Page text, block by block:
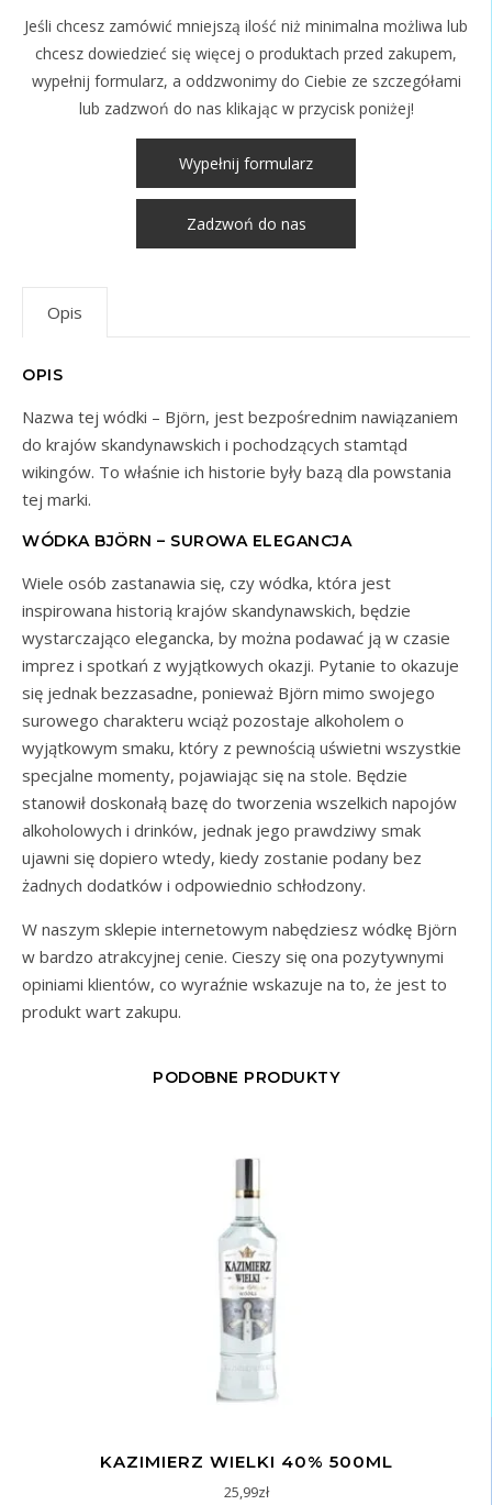
Jeśli chcesz zamówić mniejszą ilość niż minimalna możliwa lub
chcesz dowiedzieć się więcej o produktach przed zakupem,
wypełnij formularz, a oddzwonimy do Ciebie ze szczegółami
lub zadzwoń do nas klikając w przycisk poniżej!
Wypełnij formularz
Zadzwoń do nas
Opis
OPIS
Nazwa tej wódki – Björn, jest bezpośrednim nawiązaniem
do krajów skandynawskich i pochodzących stamtąd
wikingów. To właśnie ich historie były bazą dla powstania
tej marki.
WÓDKA BJÖRN – SUROWA ELEGANCJA
Wiele osób zastanawia się, czy wódka, która jest
inspirowana historią krajów skandynawskich, będzie
wystarczająco elegancka, by można podawać ją w czasie
imprez i spotkań z wyjątkowych okazji. Pytanie to okazuje
się jednak bezzasadne, ponieważ Björn mimo swojego
surowego charakteru wciąż pozostaje alkoholem o
wyjątkowym smaku, który z pewnością uświetni wszystkie
specjalne momenty, pojawiając się na stole. Będzie
stanowił doskonałą bazę do tworzenia wszelkich napojów
alkoholowych i drinków, jednak jego prawdziwy smak
ujawni się dopiero wtedy, kiedy zostanie podany bez
żadnych dodatków i odpowiednio schłodzony.
W naszym sklepie internetowym nabędziesz wódkę Björn
w bardzo atrakcyjnej cenie. Cieszy się ona pozytywnymi
opiniami klientów, co wyraźnie wskazuje na to, że jest to
produkt wart zakupu.
PODOBNE PRODUKTY
KAZIMIERZ WIELKI 40% 500ML
25,99zł